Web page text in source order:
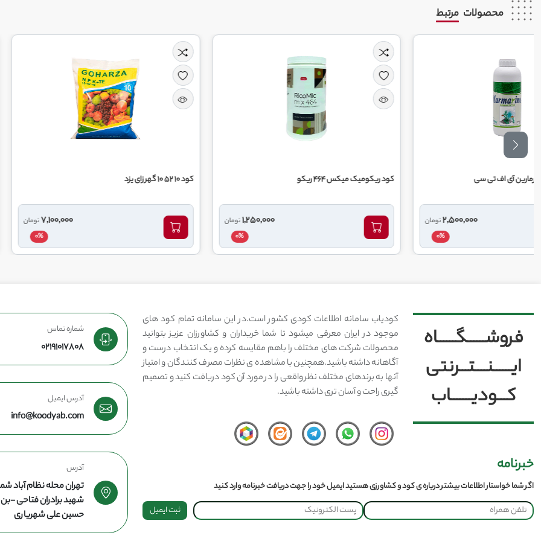
محصولات مرتبط
کود ریکومیک میکس 464 ریکو
1,250,000
7,100,000
فروشــــــگــــــاه
ایــــــنــــتـــرنتی
کـــودیـــــــاب
کودیاب سامانه اطلاعات کودی کشور است.در این سامانه تمام کود های
موجود در ایران معرفی میشود تا شما خریداران و کشاورزان عزیز بتوانید
محصولات شرکت های مختلف را باهم مقایسه کرده و یک انتخاب درست و
آگاهانه داشته باشید.همچنین با مشاهده ی نظرات مصرف کنندگان و امتیاز
آنها به برندهای مختلف نظر واقعی را در مورد آن کود دریافت کنید و تصمیم
گیری راحت و آسان تری داشته باشید.
خبرنامه
اگر شما خواستار اطلاعات بیشتر درباره ی کود و کشاورزی هستید ایمیل خود را جهت دریافت خبرنامه وارد کنید
ثبت ایمیل
شماره تماس
02191017808
آدرس ایمیل
info@koodyab.com
آدرس
تهران محله نظام آباد
شهید برادران فتاحی -
حسین علی شهریاری